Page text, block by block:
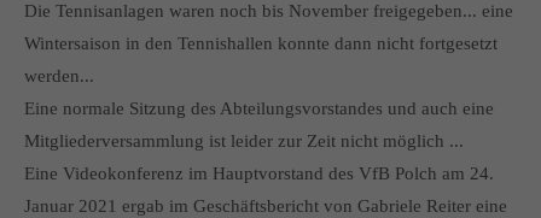
Die Tennisanlagen waren noch bis November freigegeben... eine
Wintersaison in den Tennishallen konnte dann nicht fortgesetzt
werden...
Eine normale Sitzung des Abteilungsvorstandes und auch eine
Mitgliederversammlung ist leider zur Zeit nicht möglich ...
Eine Videokonferenz im Hauptvorstand des VfB Polch am 24.
Januar 2021 ergab im Geschäftsbericht von Gabriele Reiter eine